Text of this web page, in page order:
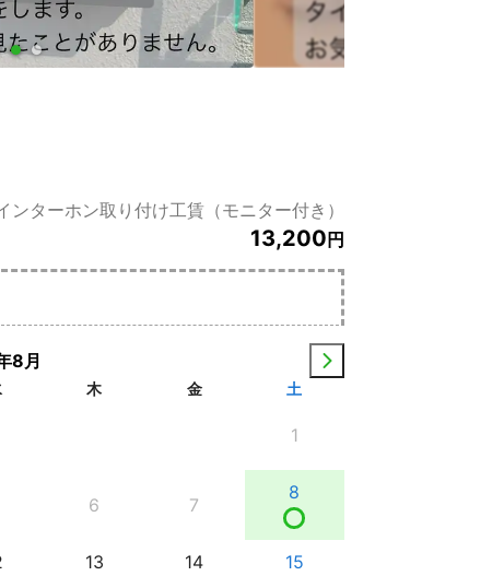
● ●
ンターホン取り付け工賃（モニター付き）
13,200 円
8月
木 金 土
1
6 7
8
13 14 15